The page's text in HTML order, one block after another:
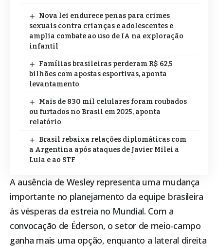
Nova lei endurece penas para crimes
sexuais contra crianças e adolescentes e
amplia combate ao uso de IA na exploração
infantil
Famílias brasileiras perderam R$ 62,5
bilhões com apostas esportivas, aponta
levantamento
Mais de 830 mil celulares foram roubados
ou furtados no Brasil em 2025, aponta
relatório
Brasil rebaixa relações diplomáticas com
a Argentina após ataques de Javier Milei a
Lula e ao STF
A ausência de Wesley representa uma mudança
importante no planejamento da equipe brasileira
às vésperas da estreia no Mundial. Com a
convocação de Éderson, o setor de meio-campo
ganha mais uma opção, enquanto a lateral direita